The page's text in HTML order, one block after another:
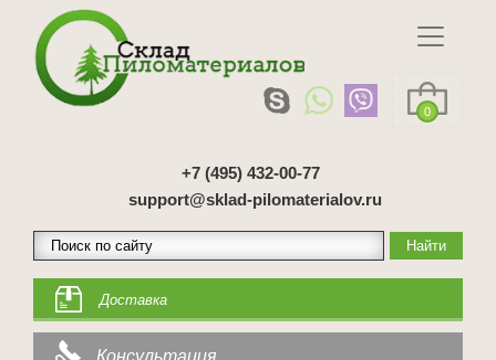
0
+7 (495) 432-00-77
support@sklad-pilomaterialov.ru
Доставка
Консультация